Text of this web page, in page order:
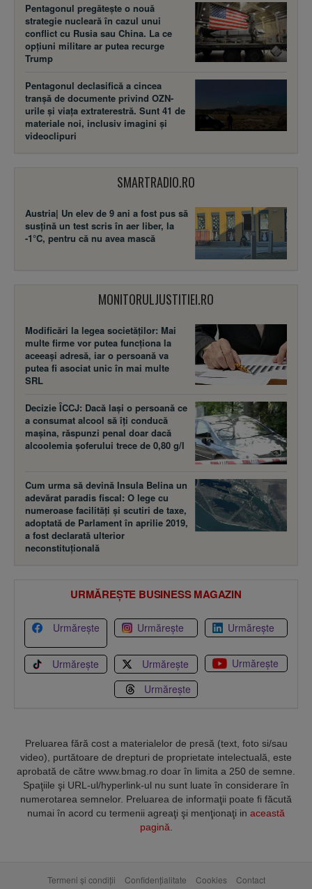
Pentagonul pregătește o nouă
strategie nucleară în cazul unui
conflict cu Rusia sau China. La ce
opțiuni militare ar putea recurge
Trump
Pentagonul declasifică a cincea
tranșă de documente privind OZN-
urile și viața extraterestră. Sunt 41 de
materiale noi, inclusiv imagini și
videoclipuri
SMARTRADIO.RO
Austria| Un elev de 9 ani a fost pus să
susţină un test scris în aer liber, la
-1°C, pentru că nu avea mască
MONITORULJUSTITIEI.RO
Modificări la legea societăţilor: Mai
multe firme vor putea funcţiona la
aceeaşi adresă, iar o persoană va
putea fi asociat unic în mai multe
SRL
Decizie ÎCCJ: Dacă laşi o persoană ce
a consumat alcool să îţi conducă
maşina, răspunzi penal doar dacă
alcoolemia şoferului trece de 0,80 g/l
Cum urma să devină Insula Belina un
adevărat paradis fiscal: O lege cu
numeroase facilităţi şi scutiri de taxe,
adoptată de Parlament în aprilie 2019,
a fost declarată ulterior
neconstituţională
URMĂREȘTE BUSINESS MAGAZIN
Urmărește Urmărește Urmărește
Urmărește Urmărește
Urmărește
Urmărește
Preluarea fără cost a materialelor de presă (text, foto si/sau
video), purtătoare de drepturi de proprietate intelectuală, este
aprobată de către www.bmag.ro doar în limita a 250 de semne.
Spaţiile şi URL-ul/hyperlink-ul nu sunt luate în considerare în
numerotarea semnelor. Preluarea de informaţii poate fi făcută
numai în acord cu termenii agreaţi şi menţionaţi in această
pagină
Termeni și condiții Confidențialitate Cookies Contact